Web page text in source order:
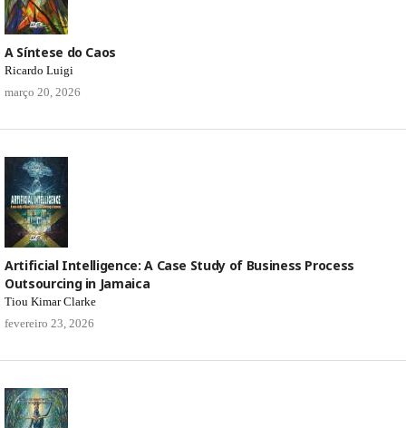
A Síntese do Caos
Ricardo Luigi
março 20, 2026
Artificial Intelligence: A Case Study of Business Process
Outsourcing in Jamaica
Tiou Kimar Clarke
fevereiro 23, 2026